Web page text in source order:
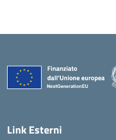
Link Esterni